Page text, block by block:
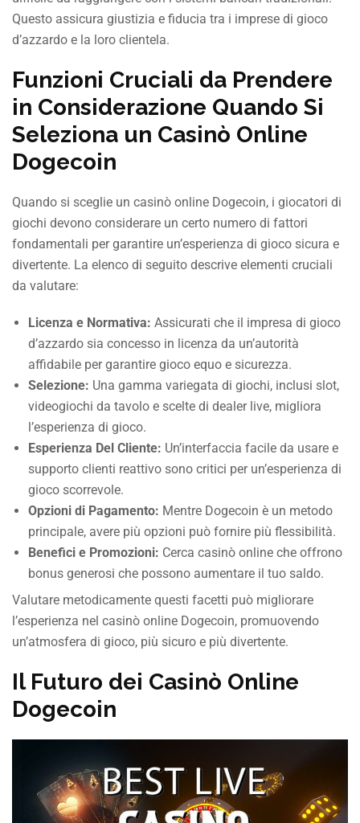
Questo assicura giustizia e fiducia tra i imprese di gioco
d’azzardo e la loro clientela.
Funzioni Cruciali da Prendere
in Considerazione Quando Si
Seleziona un Casinò Online
Dogecoin
Quando si sceglie un casinò online Dogecoin, i giocatori di
giochi devono considerare un certo numero di fattori
fondamentali per garantire un’esperienza di gioco sicura e
divertente. La elenco di seguito descrive elementi cruciali
da valutare:
Licenza e Normativa: Assicurati che il impresa di gioco
d’azzardo sia concesso in licenza da un’autorità
affidabile per garantire gioco equo e sicurezza.
Selezione: Una gamma variegata di giochi, inclusi slot,
videogiochi da tavolo e scelte di dealer live, migliora
l’esperienza di gioco.
Esperienza Del Cliente: Un’interfaccia facile da usare e
supporto clienti reattivo sono critici per un’esperienza di
gioco scorrevole.
Opzioni di Pagamento: Mentre Dogecoin è un metodo
principale, avere più opzioni può fornire più flessibilità.
Benefici e Promozioni: Cerca casinò online che offrono
bonus generosi che possono aumentare il tuo saldo.
Valutare metodicamente questi facetti può migliorare
l’esperienza nel casinò online Dogecoin, promuovendo
un’atmosfera di gioco, più sicuro e più divertente.
Il Futuro dei Casinò Online
Dogecoin